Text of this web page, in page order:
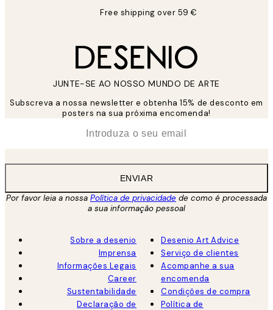
Free shipping over 59 €
JUNTE-SE AO NOSSO MUNDO DE ARTE
Subscreva a nossa newsletter e obtenha 15% de desconto em
posters na sua próxima encomenda!
ENVIAR
Por favor leia a nossa Política de privacidade de como é processada
a sua informação pessoal
Sobre a desenio
Imprensa
Informações Legais
Career
Sustentabilidade
Declaração de
Desenio Art Advice
Serviço de clientes
Acompanhe a sua
encomenda
Condições de compra
Política de